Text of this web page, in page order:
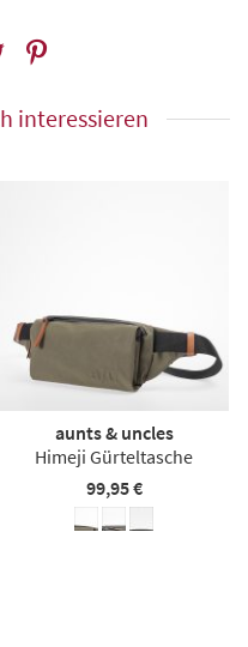
interessieren
aunts & uncles
Himeji Gürteltasche
99,95 €